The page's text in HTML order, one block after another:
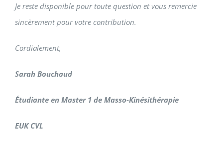
Je reste disponible pour toute question et vous remercie
sincèrement pour votre contribution.
Cordialement,
Sarah Bouchaud
Étudiante en Master 1 de Masso-Kinésithérapie
EUK CVL